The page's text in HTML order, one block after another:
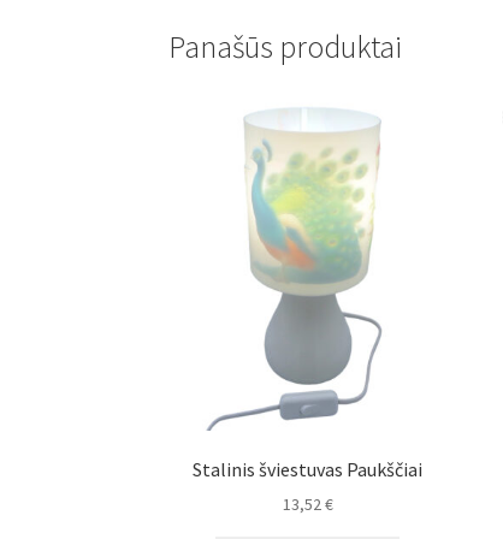
Panašūs produktai
Stalinis šviestuvas Paukščiai
13,52€